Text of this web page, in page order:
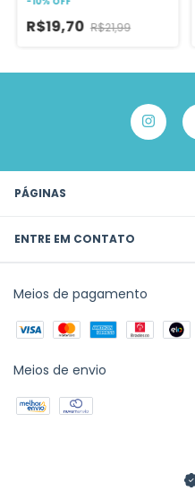
R$19,70 R$21,99
PÁGINAS
ENTRE EM CONTATO
Meios de pagamento
Meios de envio